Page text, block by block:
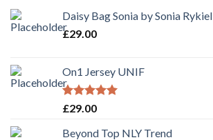
Daisy Bag Sonia by Sonia Rykiel
£29.00
On1 Jersey UNIF
Rated5.00
£29.00
Beyond Top NLY Trend